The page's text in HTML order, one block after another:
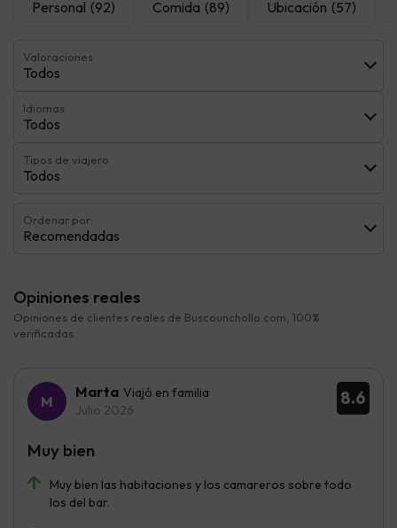
Personal (92) Comida (89) Ubicación (57)
Valoraciones
Todos
Idiomas
Todos
Tipos de viajero
Todos
Ordenar por:
Recomendadas
Opiniones reales
Opiniones de clientes reales de Buscounchollo.com, 100%
verificadas.
8.6
Marta Viajó en familia
Julio 2026
Muy bien las habitaciones y los camareros sobre todo
los del bar.
Muy bien